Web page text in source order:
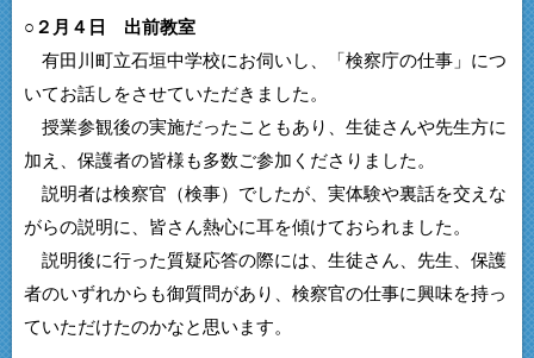
○２月４日 出前教室
有田川町立石垣中学校にお伺いし、「検察庁の仕事」につ
いてお話しをさせていただきました。
授業参観後の実施だったこともあり、生徒さんや先生方に
加え、保護者の皆様も多数ご参加くださりました。
説明者は検察官（検事）でしたが、実体験や裏話を交えな
がらの説明に、皆さん熱心に耳を傾けておられました。
説明後に行った質疑応答の際には、生徒さん、先生、保護
者のいずれからも御質問があり、検察官の仕事に興味を持っ
ていただけたのかなと思います。